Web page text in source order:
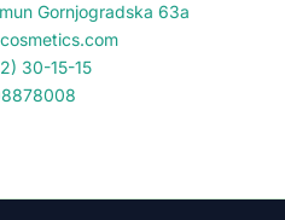
Gornjogradska 63a
30-15-15